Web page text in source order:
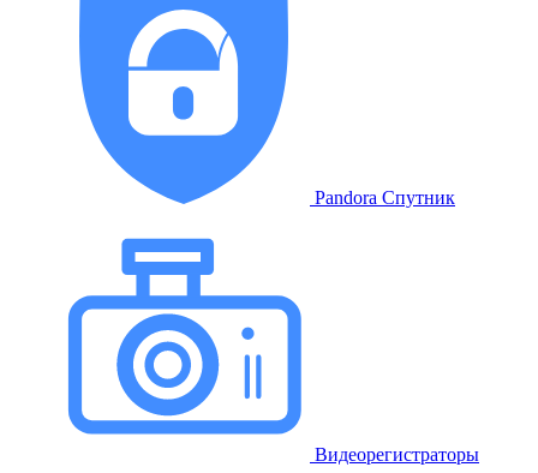
Pandora Спутник
Видеорегистраторы